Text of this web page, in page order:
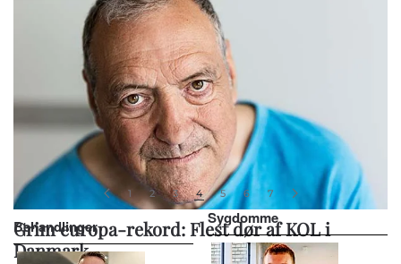
Grim europa-rekord: Flest dør af KOL i
Danmark
1 2 3 4 5 6 7
Behandlinger Sygdomme